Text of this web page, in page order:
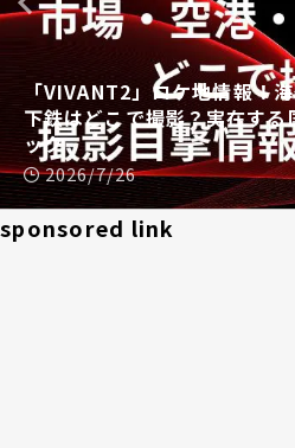
「VIVANT2」ロケ地情報！
下鉄はどこで撮影？実在す
ック
2026/7/26
sponsored link